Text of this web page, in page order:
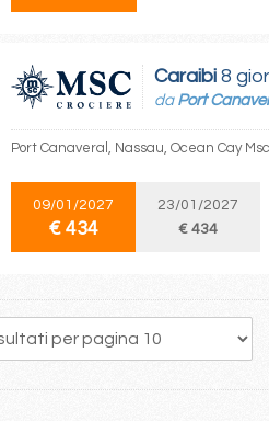
Caraibi 8
da Port
Port Canaveral, Nassau, Ocean Cay
09/01/2027
€ 434
23/01/2027
€ 434
49 50 51